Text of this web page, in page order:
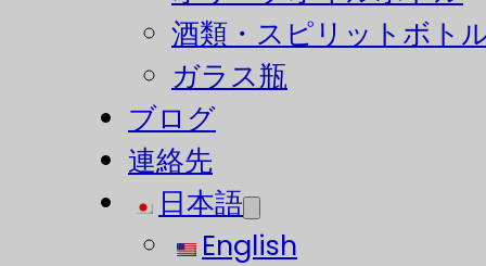
酒類・スピリットボト
ガラス瓶
ブログ
連絡先
日本語
English